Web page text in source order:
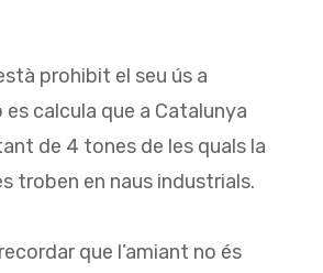
prohibit el seu ús a
es calcula que a Catalunya
de 4 tones de les quals la
troben en naus industrials.
que l’amiant no és